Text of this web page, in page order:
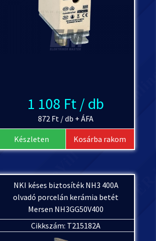
1 108 Ft / db
872 Ft / db + ÁFA
Készleten Kosárba rakom
NKI késes biztosíték NH3 400A
olvadó porcelán kerámia betét
Mersen NH3GG50V400
Cikkszám: T215182A